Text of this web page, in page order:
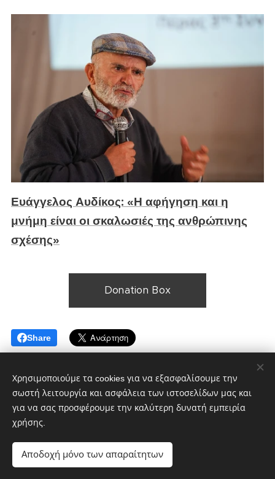
Ευάγγελος Αυδίκος: «Η αφήγηση και η
μνήμη είναι οι σκαλωσιές της ανθρώπινης
σχέσης»
Donation Box
Share
Powered byWebnode
Χρησιμοποιούμε τα cookies για να εξασφαλίσουμε την
σωστή λειτουργία και ασφάλεια των ιστοσελίδων μας και
για να σας προσφέρουμε την καλύτερη δυνατή εμπειρία
χρήσης.
Αποδοχή μόνο των απαραίτητων